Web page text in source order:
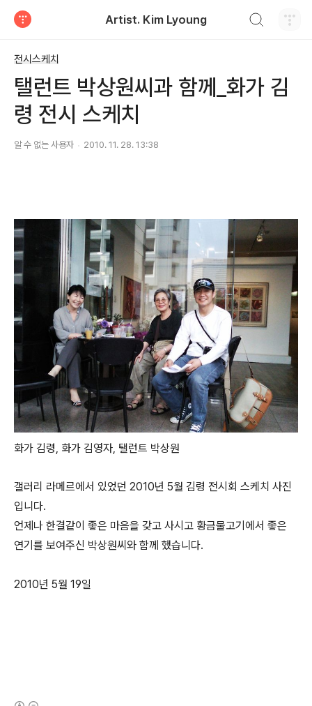
Artist. Kim Lyoung
전시스케치
탤런트 박상원씨과 함께_화가 김
령 전시 스케치
알 수 없는 사용자 2010. 11. 28. 13:38
화가 김령, 화가 김영자, 탤런트 박상원
갤러리 라메르에서 있었던 2010년 5월 김령 전시회 스케치 사진
입니다.
언제나 한결같이 좋은 마음을 갖고 사시고 황금물고기에서 좋은
연기를 보여주신 박상원씨와 함께 했습니다.
2010년 5월 19일